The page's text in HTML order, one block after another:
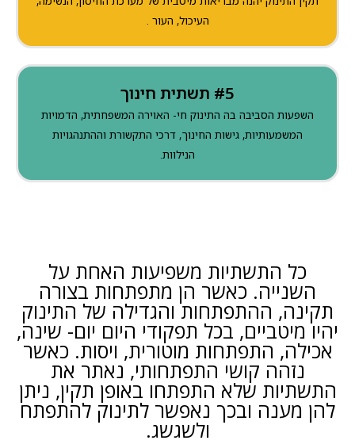
העיכול, העור .
#5 תשתית חינוך
השפעות הסביבה בה התינוק חי- האוירה המשפחתית, הדמויות
המשמעותיות, גישות החינוך, דרכי התקשורת וההתנהגויות
הנילוות.
כל התשתיות משפיעות האחת על
השנייה. כאשר הן מתפתחות בצורה
תקינה, ההתפתחות והגדילה של התינוק
יהיו מיטביים, בכל תפקודי היום יום- שינה,
אכילה, התפתחות מוטורית, ויסות. כאשר
נזהה קושי התפתחותי, נאתר את
התשתיות שלא התפתחו באופן תקין, ניתן
להן מענה ובכך נאפשר לתינוק להתפתח
ולשגשג.